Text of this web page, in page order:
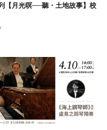
【月光暝──聽・土地故事】校